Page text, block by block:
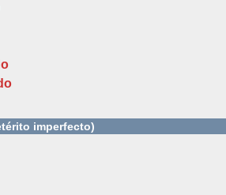
imperfecto)